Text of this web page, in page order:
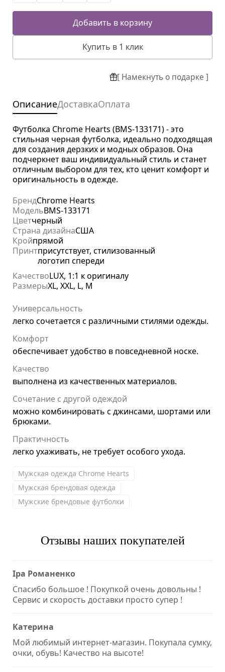
Добавить в корзину
Купить в 1 клик
[ Намекнуть о подарке ]
ОписаниеДоставкаОплата
Футболка Chrome Hearts (BMS-133171) - это
стильная черная футболка, идеально подходящая
для создания дерзких и модных образов. Она
подчеркнет ваш индивидуальный стиль и станет
отличным выбором для тех, кто ценит комфорт и
оригинальность в одежде.
БрендChrome Hearts
МодельBMS-133171
Цветчерный
Страна дизайнаСША
Кройпрямой
Принтприсутствует, стилизованный
логотип спереди
КачествоLUX, 1:1 к оригиналу
РазмерыXL, XXL, L, M
Универсальность
легко сочетается с различными стилями одежды.
Комфорт
обеспечивает удобство в повседневной носке.
Качество
выполнена из качественных материалов.
Сочетание с другой одеждой
можно комбинировать с джинсами, шортами или
брюками.
Практичность
легко ухаживать, не требует особого ухода.
Мужская одежда Chrome Hearts
Мужская брендовая одежда
Мужские брендовые футболки
Отзывы наших покупателей
Іра Романенко
Спасибо большое ! Покупкой очень довольны !
Сервис и скорость доставки просто супер !
Катерина
Мой любимый интернет-магазин. Покупала сумку,
очки, обувь! Качество на высоте!